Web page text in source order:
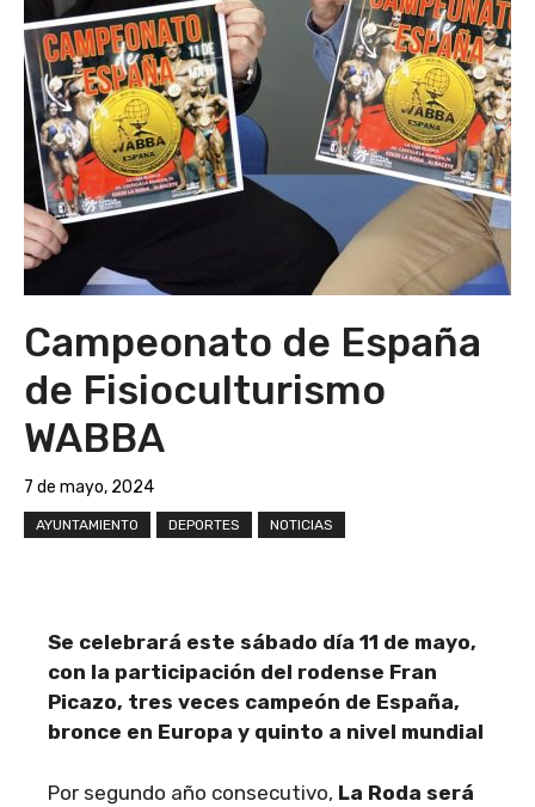
Campeonato de España
de Fisioculturismo
WABBA
7 de mayo, 2024
AYUNTAMIENTO DEPORTES NOTICIAS
Se celebrará este sábado día 11 de mayo,
con la participación del rodense Fran
Picazo, tres veces campeón de España,
bronce en Europa y quinto a nivel mundial
Por segundo año consecutivo, La Roda será